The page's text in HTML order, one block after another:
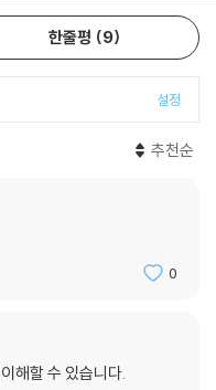
이슈 중 하나는 바로 법무부
게 비칠지는 의문이다. 사법
유전무죄 무전유죄’라는 말이
법 감정과 공고한 시스템으
이해되지 않는 부분이 있었
다가 1년이 넘는 징역형을
투약하고 소지하고 있다가 발
가 훼손된 판결이라고 생각하
한줄평 9
설정
추천순
0
해할 수 있습니다.